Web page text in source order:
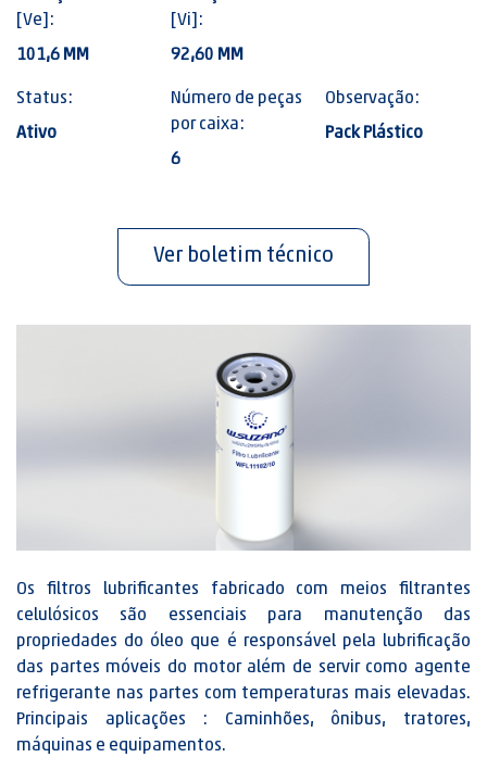
Os filtros lubrificantes fabricado com meios filtrantes
celulósicos são essenciais para manutenção das
propriedades do óleo que é responsável pela lubrificação
das partes móveis do motor além de servir como agente
refrigerante nas partes com temperaturas mais elevadas.
Principais aplicações : Caminhões, ônibus, tratores,
máquinas e equipamentos.
[Ve]:
101,6 MM
[Vi]:
92,60 MM
Status:
Ativo
Número de peças
por caixa:
6
Observação:
Pack Plástico
Ver boletim técnico